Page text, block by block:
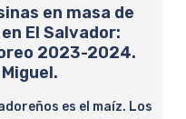
en masa de
El Salvador:
2023-2024.
es el maíz. Los